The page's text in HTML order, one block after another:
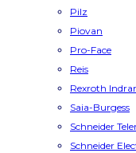
Pilz
Piovan
Pro-Face
Reis
Rexroth
Saia-Burgess
Schneider
Schneider